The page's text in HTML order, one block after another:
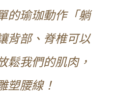
的瑜珈動作「躺
背部、脊椎可以
鬆我們的肌肉，
塑腰線！